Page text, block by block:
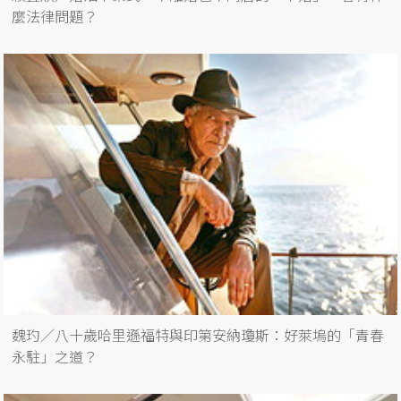
麼法律問題？
魏玓／八十歲哈里遜福特與印第安納瓊斯：好萊塢的「青春
永駐」之道？